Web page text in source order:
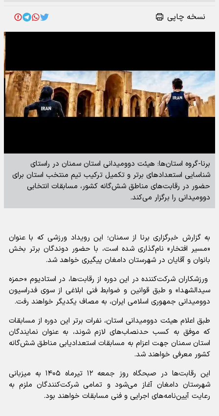
نسخه چاپی
برنا-گروه استان‌ها: هیئت دوومیدانی استان سمنان در راستای
شناسایی استعدادهای برتر و تکمیل ترکیب تیم منتخب استان برای
حضور در رقابت‌های مناطق شش‌گانه کشور، مسابقات انتخابی
دوومیدانی را برگزار می‌کند.
به گزارش خبرگزاری برنا از سمنان؛ این رویداد ورزشی که با عنوان
«مسیر افتخار» نام‌گذاری شده است، با حضور دوندگان برتر بخش
بانوان و آقایان در شهرستان دامغان پیگیری خواهد شد.
ورزشکاران شرکت‌کننده در این دوره از رقابت‌ها، در استادیوم «حمزه
سیدالشهدا» و طبق قوانین و ضوابط فنی ابلاغی از سوی فدراسیون
دوومیدانی جمهوری اسلامی ایران، به مصاف یکدیگر خواهند رفت.
طبق اعلام هیئت دوومیدانی استان، نفرات برتر این دوره از مسابقات
که موفق به کسب حدنصاب‌های لازم شوند، به عنوان نمایندگان
استان سمنان جهت اعزام به مسابقات استعدادیابی مناطق شش‌گانه
کشور معرفی خواهند شد.
این رقابت‌ها در صبحگاه روز جمعه ۱۲ تیرماه ۱۴۰۵ به میزبانی
شهرستان دامغان آغاز می‌شود و تمامی شرکت‌کنندگان ملزم به
رعایت آیین‌نامه‌های اجرایی و فنی مسابقات خواهند بود.